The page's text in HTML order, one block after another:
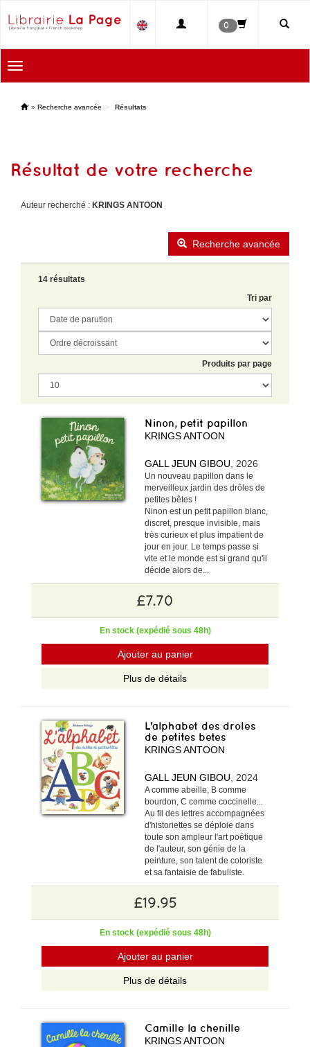
0
Toggle
navigation
' » Recherche avancée Résultats
Résultat de votre recherche
Auteur recherché : KRINGS ANTOON
Recherche avancée
14 résultats
Tri par
Produits par page
Ninon, petit papillon
KRINGS ANTOON
GALL JEUN GIBOU , 2026
Un nouveau papillon dans le
merveilleux jardin des drôles de
petites bêtes !
Ninon est un petit papillon blanc,
discret, presque invisible, mais
très curieux et plus impatient de
jour en jour. Le temps passe si
vite et le monde est si grand qu'il
décide alors de...
£7.70
En stock (expédié sous 48h)
Ajouter au panier
Plus de détails
L'alphabet des droles
de petites betes
KRINGS ANTOON
GALL JEUN GIBOU , 2024
A comme abeille, B comme
bourdon, C comme coccinelle...
Au fil des lettres accompagnées
d'historiettes se déploie dans
toute son ampleur l'art poétique
de l'auteur, son génie de la
peinture, son talent de coloriste
et sa fantaisie de fabuliste.
£19.95
En stock (expédié sous 48h)
Ajouter au panier
Plus de détails
Camille la chenille
KRINGS ANTOON